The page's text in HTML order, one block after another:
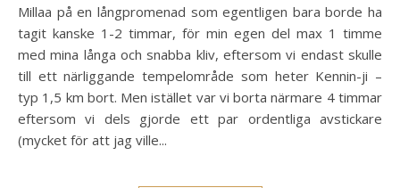
Millaa på en långpromenad som egentligen bara borde ha
tagit kanske 1-2 timmar, för min egen del max 1 timme
med mina långa och snabba kliv, eftersom vi endast skulle
till ett närliggande tempelområde som heter Kennin-ji –
typ 1,5 km bort. Men istället var vi borta närmare 4 timmar
eftersom vi dels gjorde ett par ordentliga avstickare
(mycket för att jag ville...